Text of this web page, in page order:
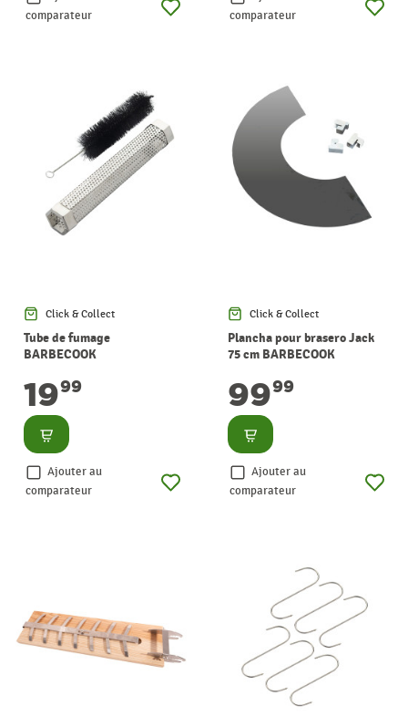
comparateur
comparateur
Click & Collect
Tube de fumage
BARBECOOK
1999
Consulter
Ajouter au
comparateur
Click & Collect
Plancha pour brasero Jack
75 cm BARBECOOK
9999
Consulter
Ajouter au
comparateur